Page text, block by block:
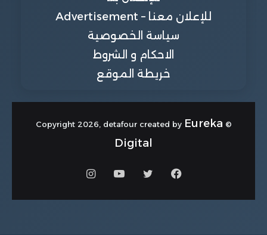
للإعلان معنا – Advertisement
سياسة الخصوصية
الاحكام و الشروط
خريطة الموقع
© Copyright 2026, detafour created by
Eureka
Digital
فيسبوكتويتر يوتيوبانستقرام